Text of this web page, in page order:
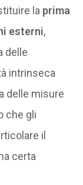
la prima
esterni,
delle
intrinseca
delle misure
che gli
il
certa